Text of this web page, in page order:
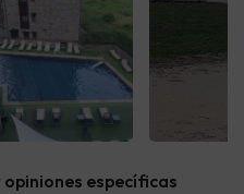
específicas